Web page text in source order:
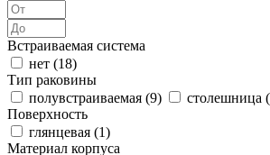
Встраиваемая система
нет (18)
Тип раковины
полувстраиваемая (9) столешница (
Поверхность
глянцевая (1)
Материал корпуса